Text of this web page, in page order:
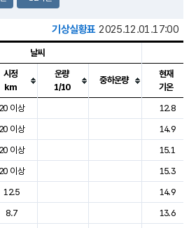
기상실황표 2025.12.01.17:00
씨, 기온, 강수, 바람, 기압등을 안내한 표입
날씨
시정
km
운량
1/10
중하운량
현재
기온
20 이상
12.8
20 이상
14.9
20 이상
15.1
20 이상
15.3
12.5
14.9
8.7
13.6